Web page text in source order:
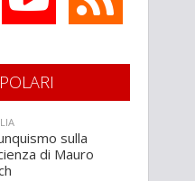
sulla
di Mauro